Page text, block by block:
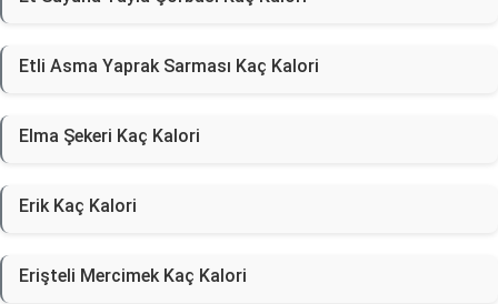
Etli Asma Yaprak Sarması Kaç Kalori
Elma Şekeri Kaç Kalori
Erik Kaç Kalori
Erişteli Mercimek Kaç Kalori